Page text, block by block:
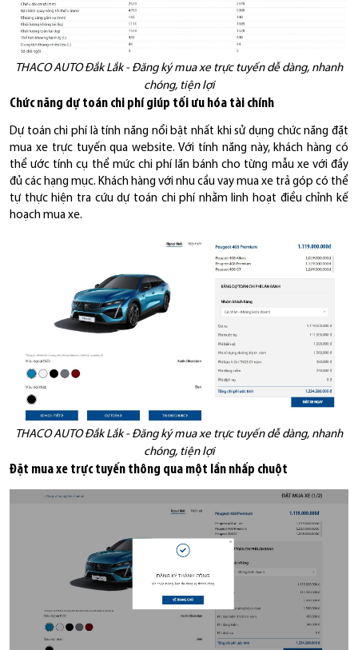
THACO AUTO Đắk Lắk - Đăng ký mua xe trực tuyến dễ dàng, nhanh
chóng, tiện lợi
Chức năng dự toán chi phí giúp tối ưu hóa tài chính
Dự toán chi phí là tính năng nổi bật nhất khi sử dụng chức năng đặt
mua xe trực tuyến qua website. Với tính năng này, khách hàng có
thể ước tính cụ thể mức chi phí lăn bánh cho từng mẫu xe với đầy
đủ các hạng mục. Khách hàng với nhu cầu vay mua xe trả góp có thể
tự thực hiện tra cứu dự toán chi phí nhằm linh hoạt điều chỉnh kế
hoạch mua xe.
THACO AUTO Đắk Lắk - Đăng ký mua xe trực tuyến dễ dàng, nhanh
chóng, tiện lợi
Đặt mua xe trực tuyến thông qua một lần nhấp chuột